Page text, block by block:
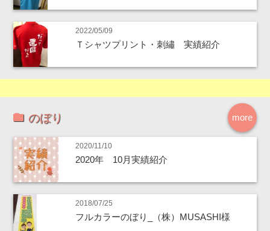
2022/05/09
Ｔシャツプリント・刺繡 実績紹介
more
のぼり
2020/11/10
2020年 10月実績紹介
2018/07/25
フルカラーのぼり_（株）MUSASHI様